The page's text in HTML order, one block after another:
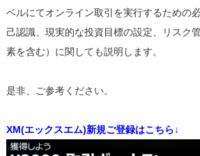
ベルにてオンライン取引を実行するための
己認識、現実的な投資目標の設定、リスク
素を含む）に関しても説明します。
是非、ご参考ください。
XM(エックスエム)新規ご登録はこちら↓